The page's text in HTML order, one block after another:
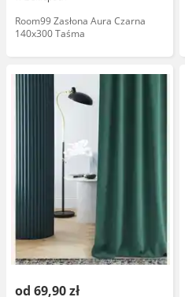
Room99 Zasłona Aura Czarna
140x300 Taśma
od 69,90 zł